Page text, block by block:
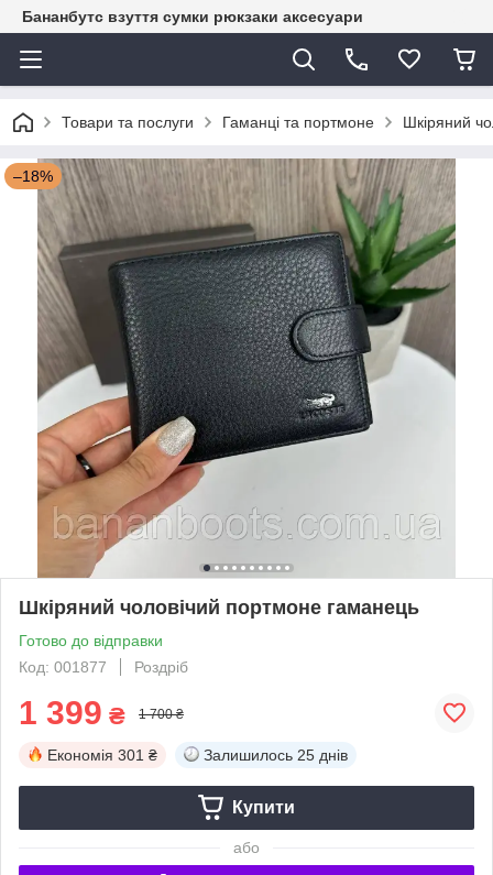
Бананбутс взуття сумки рюкзаки аксесуари
Товари та послуги Гаманці та портмоне Шкіряний
–18%
Шкіряний чоловічий портмоне гаманець
Готово до відправки
Код: 001877
Роздріб
1 399 ₴ 1 700 ₴
Економія 301 ₴ Залишилось 25 днів
Купити
або